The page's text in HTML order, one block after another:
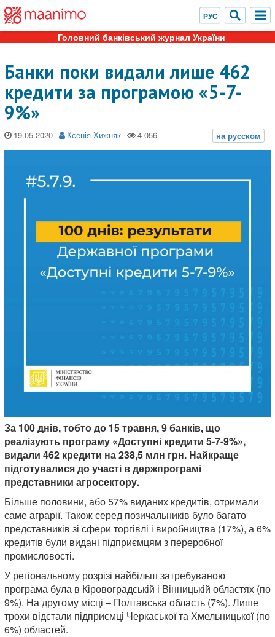
Головний банківський журнал України
Банки поки видали лише 462
кредити за програмою «5-7-
9%»
19.05.2020 Ксенія Хижняк
За 100 днів, тобто до 15 травня, 9 банків, що
реалізують програму «Доступні кредити 5-7-9%»,
видали 462 кредити на 238,5 млн грн. Найкраще
підготувалися до участі в держпрограмі
представники агросектору.
Більше половини, або 57% виданих кредитів, отримали
саме аграрії. Також серед позичальників було багато
представників зі сфери торгівлі і виробництва (17%), а 6%
кредитів були видані підприємцям з переробної
промисловості.
У регіональному розрізі найбільш затребуваною
програма була в Кіровоградській і Вінницькій областях (по
9%). На другому місці – Полтавська область (7%). Лише
трохи відстали підприємці Черкаської та Хмельницької (по
6%) областей.